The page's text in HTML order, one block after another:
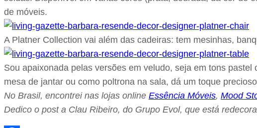
de móveis.
A Platner Collection vai além das cadeiras: tem mesinhas,
Sou apaixonada pelas versões em veludo, seja em tons
mesa de jantar ou como poltrona na sala, dá um toque
No Brasil, encontrei nas lojas online Essência Móveis, Mood
Dedico o post a Clau Ribeiro, do Grupo Evol, que está